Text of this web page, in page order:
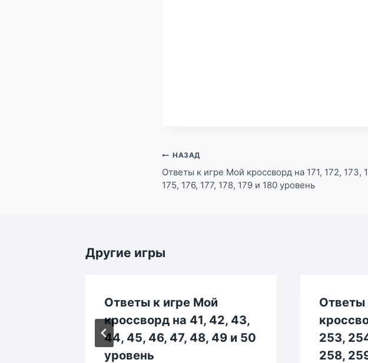
Навигация
по
записям
НАЗАД
Ответы к игре Мой кроссворд на 171, 172, 173,
175, 176, 177, 178, 179 и 180 уровень
Другие игры
Ответы к игре Мой
кроссворд на 41, 42, 43,
44, 45, 46, 47, 48, 49 и 50
уровень
Ответы
253,
258,